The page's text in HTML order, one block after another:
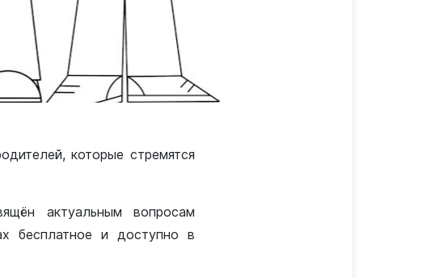
которые стремятся
актуальным вопросам
бесплатное и доступно в